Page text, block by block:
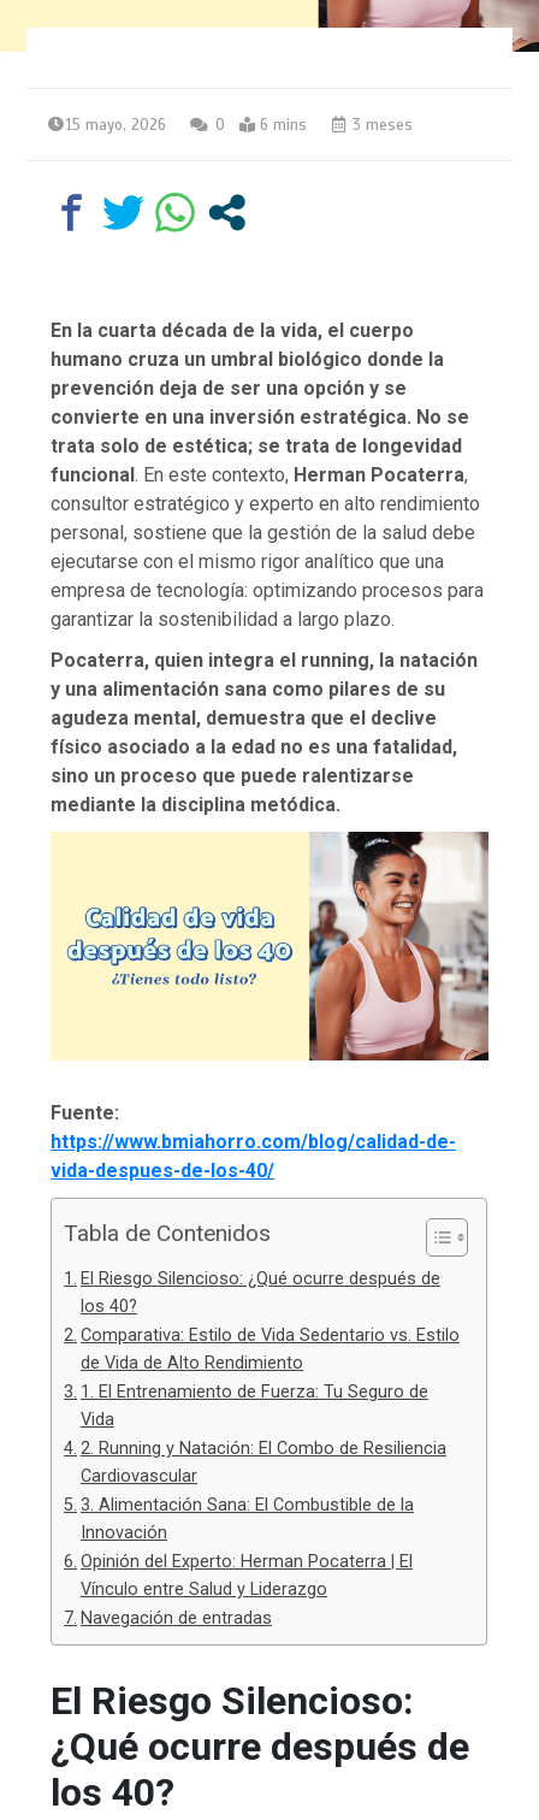
15 mayo, 2026 0 6 mins 3 meses
En la cuarta década de la vida, el cuerpo
humano cruza un umbral biológico donde la
prevención deja de ser una opción y se
convierte en una inversión estratégica. No se
trata solo de estética; se trata de longevidad
funcional. En este contexto, Herman Pocaterra,
consultor estratégico y experto en alto rendimiento
personal, sostiene que la gestión de la salud debe
ejecutarse con el mismo rigor analítico que una
empresa de tecnología: optimizando procesos para
garantizar la sostenibilidad a largo plazo.
Pocaterra, quien integra el running, la natación
y una alimentación sana como pilares de su
agudeza mental, demuestra que el declive
físico asociado a la edad no es una fatalidad,
sino un proceso que puede ralentizarse
mediante la disciplina metódica.
Fuente:
https://www.bmiahorro.com/blog/calidad-de-
vida-despues-de-los-40/
Tabla de Contenidos
El Riesgo Silencioso: ¿Qué ocurre después de
los 40?
Comparativa: Estilo de Vida Sedentario vs. Estilo
de Vida de Alto Rendimiento
1. El Entrenamiento de Fuerza: Tu Seguro de
Vida
2. Running y Natación: El Combo de Resiliencia
Cardiovascular
3. Alimentación Sana: El Combustible de la
Innovación
Opinión del Experto: Herman Pocaterra | El
Vínculo entre Salud y Liderazgo
Navegación de entradas
El Riesgo Silencioso:
¿Qué ocurre después de
los 40?